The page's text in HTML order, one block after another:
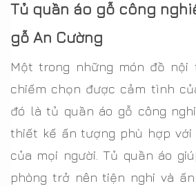
Tủ quần áo gỗ công
gỗ An Cường
Một trong những món đồ nội
chiếm chọn được cảm tình
đó là tủ quần áo gỗ công
thiết kế ấn tượng phù hợp với
của mọi người. Tủ quần áo
phòng trở nên tiện nghi và